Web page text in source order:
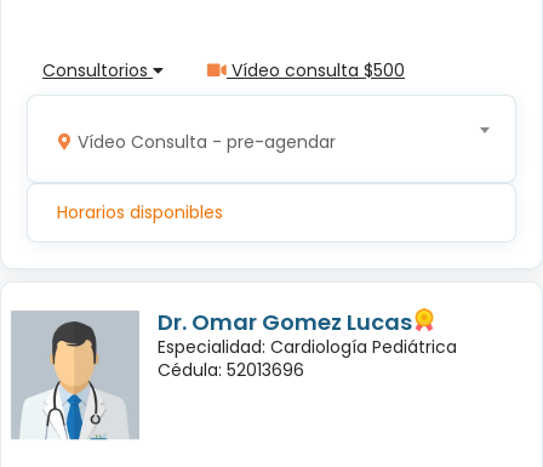
Consultorios Vídeo consulta $500
Vídeo Consulta - pre-agendar
Horarios disponibles
Dr. Omar Gomez Lucas
Especialidad: Cardiología Pediátrica
Cédula: 52013696